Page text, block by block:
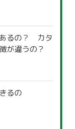
るの？ カタ
が違うの？
るの